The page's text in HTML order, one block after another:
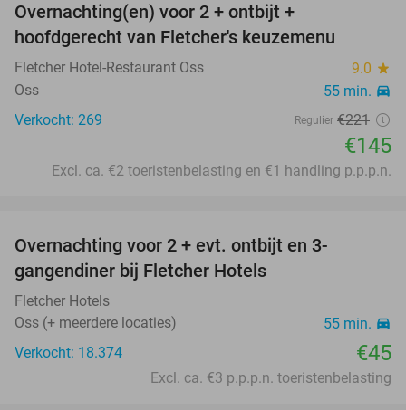
Overnachting(en) voor 2 + ontbijt +
hoofdgerecht van Fletcher's keuzemenu
Fletcher Hotel-Restaurant Oss 9.0 star
Oss 55 min. directions_car
Verkocht: 269 Regulier €221
€145
Excl. ca. €2 toeristenbelasting en €1 handling p.p.p.n.
Overnachting voor 2 + evt. ontbijt en 3-
gangendiner bij Fletcher Hotels
Fletcher Hotels
Oss (+ meerdere locaties)
55 min. directions_car
Verkocht: 18.374 €45
Excl. ca. €3 p.p.p.n. toeristenbelasting